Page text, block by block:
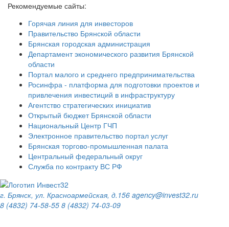
Рекомендуемые сайты:
Горячая линия для инвесторов
Правительство Брянской области
Брянская городская администрация
Департамент экономического развития Брянской
области
Портал малого и среднего предпринимательства
Росинфра - платформа для подготовки проектов и
привлечения инвестиций в инфраструктуру
Агентство стратегических инициатив
Открытый бюджет Брянской области
Национальный Центр ГЧП
Электронное правительство портал услуг
Брянская торгово-промышленная палата
Центральный федеральный округ
Служба по контракту ВС РФ
г. Брянск, ул. Красноармейская, д.156 agency@invest32.ru
8 (4832) 74-58-55 8 (4832) 74-03-09